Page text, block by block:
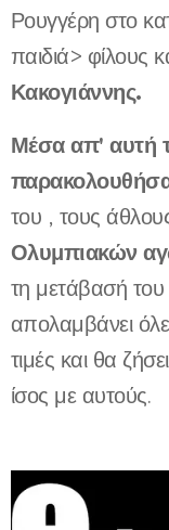
Ρουγγέρη στο
παιδιά>
Κακογιάννης.
Μέσα απ' αυτή
του , τους
Ολυμπιακών
τη μετάβασή
απολαμβάνει
τιμές και θα
ίσος με αυτούς.